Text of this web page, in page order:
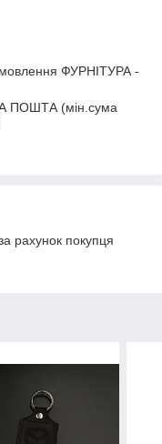
ФУРНІТУРА -
ПОШТА (мін.сума
рахунок покупця